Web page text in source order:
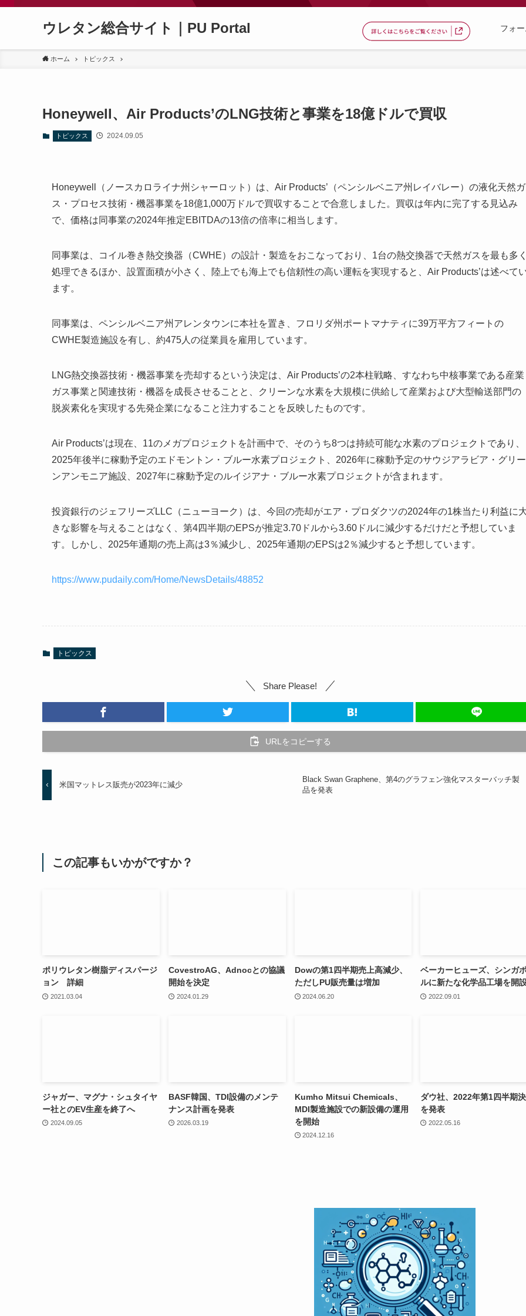
ウレタン総合サイト｜PU Portal フォ
ホーム トピックス
Honeywell、Air Products’のLNG技術と事業を18億ドルで買収
トピックス 2024.09.05
Honeywell（ノースカロライナ州シャーロット）は、Air Products’（ペンシルベニア州レイバレー）の液化天然ガ
ス・プロセス技術・機器事業を18億1,000万ドルで買収することで合意しました。買収は年内に完了する見込み
で、価格は同事業の2024年推定EBITDAの13倍の倍率に相当します。
同事業は、コイル巻き熱交換器（CWHE）の設計・製造をおこなっており、1台の熱交換器で天然ガスを最も多
処理できるほか、設置面積が小さく、陸上でも海上でも信頼性の高い運転を実現すると、Air Products’は述べて
ます。
同事業は、ペンシルベニア州アレンタウンに本社を置き、フロリダ州ポートマナティに39万平方フィートの
CWHE製造施設を有し、約475人の従業員を雇用しています。
LNG熱交換器技術・機器事業を売却するという決定は、Air Products’の2本柱戦略、すなわち中核事業である産業
ガス事業と関連技術・機器を成長させることと、クリーンな水素を大規模に供給して産業および大型輸送部門の
脱炭素化を実現する先発企業になること注力することを反映したものです。
Air Products’は現在、11のメガプロジェクトを計画中で、そのうち8つは持続可能な水素のプロジェクトであり、
2025年後半に稼動予定のエドモントン・ブルー水素プロジェクト、2026年に稼動予定のサウジアラビア・グリー
ンアンモニア施設、2027年に稼動予定のルイジアナ・ブルー水素プロジェクトが含まれます。
投資銀行のジェフリーズLLC（ニューヨーク）は、今回の売却がエア・プロダクツの2024年の1株当たり利益に
きな影響を与えることはなく、第4四半期のEPSが推定3.70ドルから3.60ドルに減少するだけだと予想していま
す。しかし、2025年通期の売上高は3％減少し、2025年通期のEPSは2％減少すると予想しています。
https://www.pudaily.com/Home/NewsDetails/48852
トピックス
Share Please!
URLをコピーする
米国マットレス販売が2023年に減少
Black Swan Graphene、第4のグラフェン強化マスターバッチ製
品を発表
この記事もいかがですか？
ポリウレタン樹脂ディスパージ
ョン 詳細
2021.03.04
CovestroAG、Adnocとの協議
開始を決定
2024.01.29
Dowの第1四半期売上高減少、
ただしPU販売量は増加
2024.06.20
ベーカーヒューズ、シンガ
ルに新たな化学品工場を開
2022.09.01
ジャガー、マグナ・シュタイヤ
ー社とのEV生産を終了へ
2024.09.05
BASF韓国、TDI設備のメンテ
ナンス計画を発表
2026.03.19
Kumho Mitsui Chemicals、
MDI製造施設での新設備の運用
を開始
2024.12.16
ダウ社、2022年第1四半期
を発表
2022.05.16